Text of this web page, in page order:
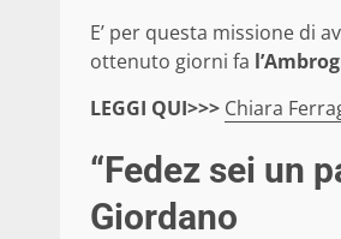
E’ per questa missione di
ottenuto giorni fa
LEGGI QUI>>> Chiara
“Fedez sei un
Giordano